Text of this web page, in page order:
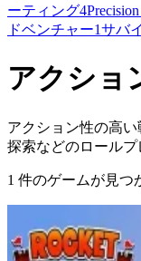
ーティング4
ドベンチャー1サバ
アクショ
アクション性の高い
探索などのロールプ
1 件のゲームが見つ